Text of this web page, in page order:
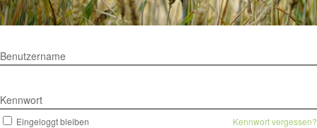
Benutzername
Kennwort
Eingeloggt bleiben Kennwort vergessen?